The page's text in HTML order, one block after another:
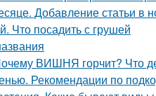
Добавление статьи в
Что посадить с грушей
ВИШНЯ горчит? Что
Рекомендации по